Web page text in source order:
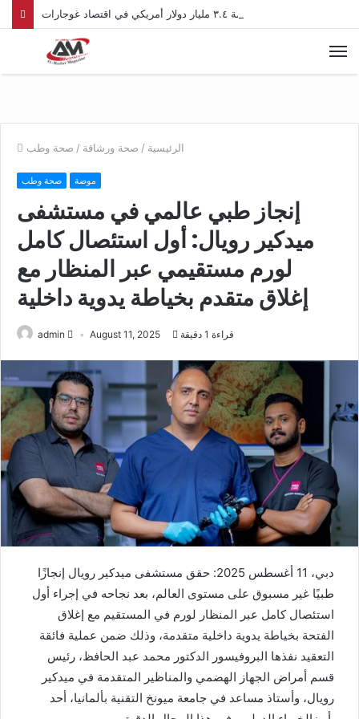
الرئيسية / صحة ورشاقة / صحة وطب
صحة وطب موضة
إنجاز طبي عالمي في مستشفى
ميدكير رويال: أول استئصال كامل
لورم مستقيمي عبر المنظار مع
إغلاق متقدم بخياطة يدوية داخلية
admin August 11, 2025 قراءة 1 دقيقة
دبي، 11 أغسطس 2025: حقق مستشفى ميدكير رويال إنجازًا
طبيًا غير مسبوق على مستوى العالم، بعد نجاحه في إجراء أول
استئصال كامل عبر المنظار لورم في المستقيم مع إغلاق
الفتحة بخياطة يدوية داخلية متقدمة، وذلك ضمن عملية فائقة
التعقيد نفذها البروفيسور الدكتور محمد عبد الحافظ، رئيس
قسم أمراض الجهاز الهضمي والمناظير المتقدمة في ميدكير
رويال، وأستاذ مساعد في جامعة ميونخ التقنية بألمانيا، أحد